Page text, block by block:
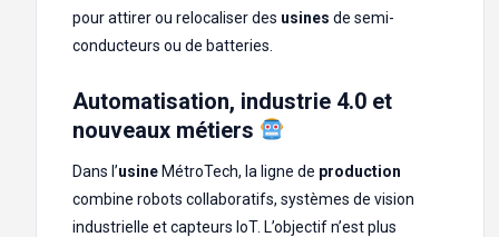
pour attirer ou relocaliser des usines de semi-
conducteurs ou de batteries.
Automatisation, industrie 4.0 et
nouveaux métiers
Dans l’usine MétroTech, la ligne de production
combine robots collaboratifs, systèmes de vision
industrielle et capteurs IoT. L’objectif n’est plus